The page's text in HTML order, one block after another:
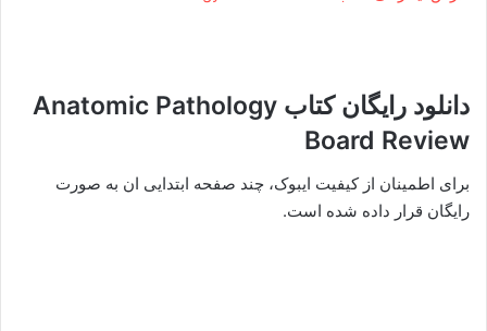
دانلود رایگان کتاب Anatomic Pathology
Board Review
برای اطمینان از کیفیت ایبوک، چند صفحه ابتدایی ان به صورت
رایگان قرار داده شده است.